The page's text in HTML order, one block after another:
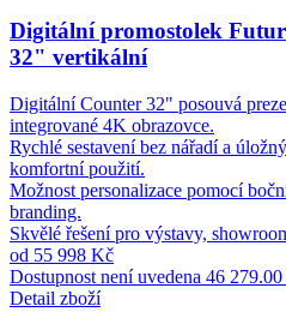
Digitální promostolek
32" vertikální
Digitální Counter 32" posouvá
integrované 4K obrazovce.
Rychlé sestavení bez nářadí a
komfortní použití.
Možnost personalizace pomocí
branding.
Skvělé řešení pro výstavy,
od 55 998 Kč
Dostupnost není uvedena 46
Detail zboží